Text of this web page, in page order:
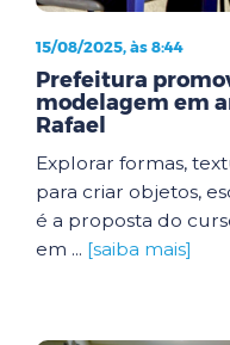
15/08/2025, às 8:44
Prefeitura
modelagem em
Rafael
Explorar formas,
para criar objetos,
é a proposta do
em ... [saiba mais]